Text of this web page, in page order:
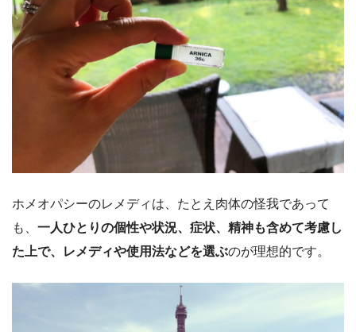
ホメオパシーのレメディは、たとえ肉体の怪我であって
も、 一人ひとりの個性や状況、症状、精神も含めて考慮し
た上で、レメディや使用法などを選ぶのが理想的です。